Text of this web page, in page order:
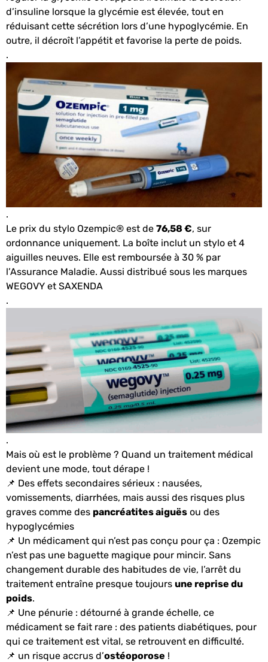
d’insuline lorsque la glycémie est élevée, tout en
réduisant cette sécrétion lors d’une hypoglycémie. En
outre, il décroît l’appétit et favorise la perte de poids.
.
.
Le prix du stylo Ozempic® est de 76,58 €, sur
ordonnance uniquement. La boîte inclut un stylo et 4
aiguilles neuves. Elle est remboursée à 30 % par
l’Assurance Maladie. Aussi distribué sous les marques
WEGOVY et SAXENDA
.
.
Mais où est le problème ? Quand un traitement médical
devient une mode, tout dérape !
📌 Des effets secondaires sérieux : nausées,
vomissements, diarrhées, mais aussi des risques plus
graves comme des pancréatites aiguës ou des
hypoglycémies
📌 Un médicament qui n’est pas conçu pour ça : Ozempic
n’est pas une baguette magique pour mincir. Sans
changement durable des habitudes de vie, l’arrêt du
traitement entraîne presque toujours une reprise du
poids.
📌 Une pénurie : détourné à grande échelle, ce
médicament se fait rare : des patients diabétiques, pour
qui ce traitement est vital, se retrouvent en difficulté.
📌 un risque accrus d’ostéoporose !